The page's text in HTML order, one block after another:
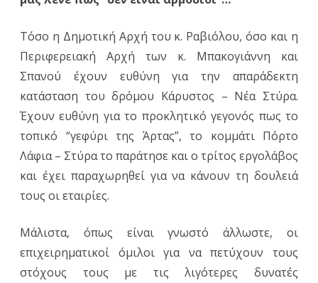
Τόσο η Δημοτική Αρχή του κ. Ραβιόλου, όσο και η
Περιφερειακή Αρχή των κ. Μπακογιάννη και
Σπανού έχουν ευθύνη για την απαράδεκτη
κατάσταση του δρόμου Κάρυστος – Νέα Στύρα.
Έχουν ευθύνη για το προκλητικό γεγονός πως το
τοπικό “γεφύρι της Άρτας”, το κομμάτι Πόρτο
Λάφια – Στύρα το παράτησε και ο τρίτος εργολάβος
και έχει παραχωρηθεί για να κάνουν τη δουλειά
τους οι εταιρίες.
Μάλιστα, όπως είναι γνωστό άλλωστε, οι
επιχειρηματικοί όμιλοι για να πετύχουν τους
στόχους τους με τις λιγότερες δυνατές